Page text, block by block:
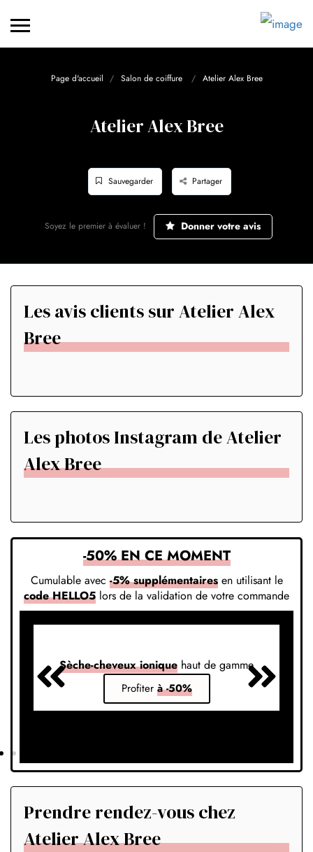
Page d'accueil Salon de coiffure Atelier Alex Bree
Atelier Alex Bree
Sauvegarder Partager
Soyez le premier à évaluer ! Donner votre avis
Les avis clients sur Atelier Alex
Bree
Les photos Instagram de Atelier
Alex Bree
-50% EN CE MOMENT
Cumulable avec -5% supplémentairesen utilisant le
code HELLO5 lors de la validation de votre commande
Sèche-cheveux ionique haut de gamme
Profiter à -50%
Prendre rendez-vous chez
Atelier Alex Bree